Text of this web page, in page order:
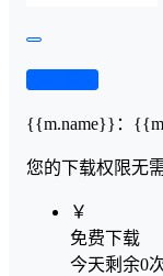
{{m.name}} ：
您的下载权限无
￥
免费下载
今天剩余0